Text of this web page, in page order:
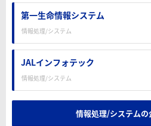
第一生命情報システム
情報処理/システム
JALインフォテック
情報処理/システム
情報処理/システムの